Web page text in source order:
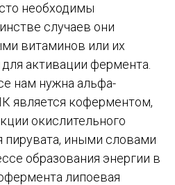
необходимы
случаев они
витаминов или их
активации фермента.
нам нужна альфа-
является коферментом,
окислительного
пирувата, иными словами
образования энергии в
липоевая